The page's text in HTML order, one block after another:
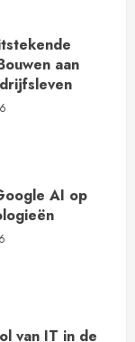
aan
AI op
van IT in de